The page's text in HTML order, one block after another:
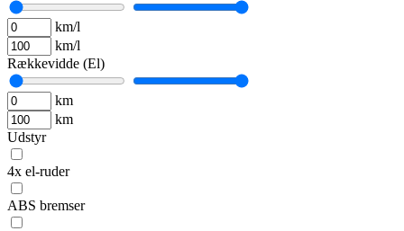
km/l
km/l
Rækkevidde (El)
km
km
Udstyr
4x el-ruder
ABS bremser